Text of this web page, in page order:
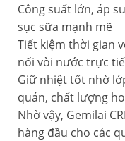
Công suất lớn, áp
sục sữa mạnh mẽ
Tiết kiệm thời gian
nối vòi nước trực
Giữ nhiệt tốt nhờ
quán, chất lượng
Nhờ vậy, Gemilai
hàng đầu cho các